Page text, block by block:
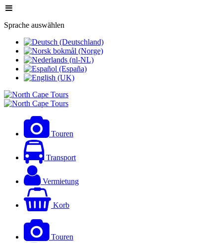
Sprache auswählen
Touren
Transport
Vermietung
Korb
Touren